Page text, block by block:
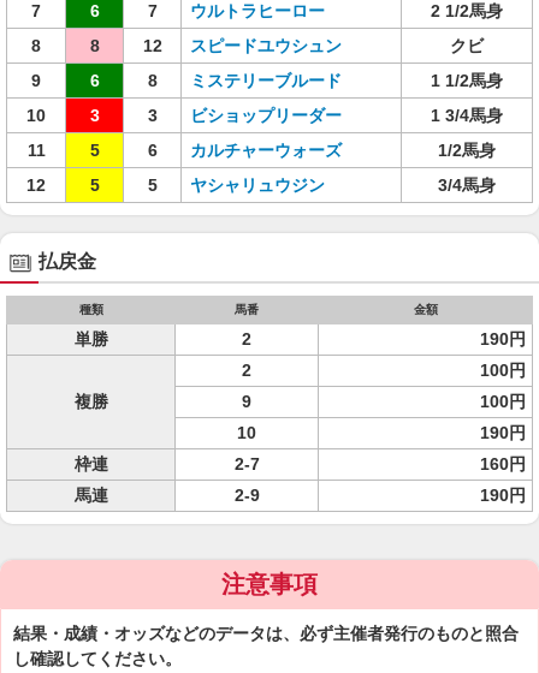
7
6 7 ウルトラヒーロー
2 1/2馬身
8
8 12 スピードユウシュン
クビ
9
6 8 ミステリーブルード
1 1/2馬身
10
3 3 ビショップリーダー
1 3/4馬身
11
5 6 カルチャーウォーズ
1/2馬身
12
5 5 ヤシャリュウジン 3/4馬身
払戻金
種類 馬番 金額
単勝 2 190円
複勝
2
100円
9
100円
10
190円
枠連
2-7
160円
馬連
2-9 190円
注意事項
結果・成績・オッズなどのデータは、必ず主催者発行のものと照合
し確認してください。